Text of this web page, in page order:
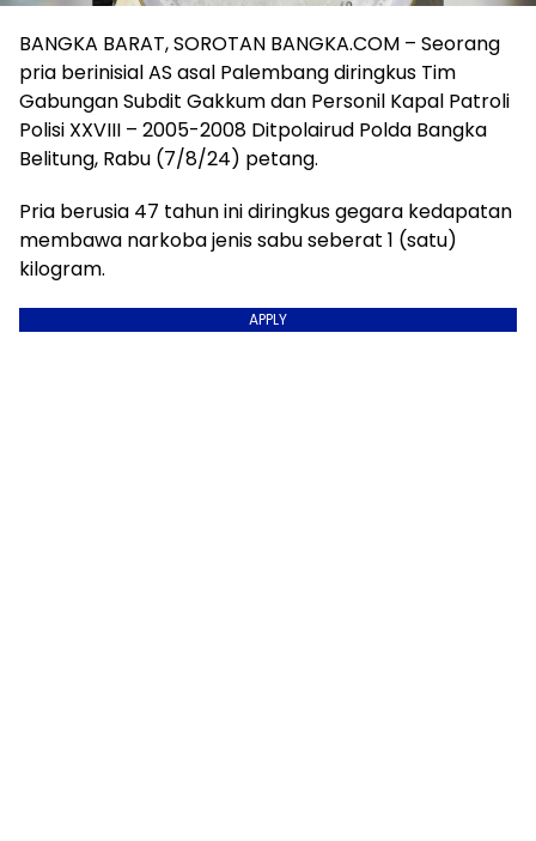
BANGKA BARAT, SOROTAN BANGKA.COM – Seorang
pria berinisial AS asal Palembang diringkus Tim
Gabungan Subdit Gakkum dan Personil Kapal Patroli
Polisi XXVIII – 2005-2008 Ditpolairud Polda Bangka
Belitung, Rabu (7/8/24) petang.
Pria berusia 47 tahun ini diringkus gegara kedapatan
membawa narkoba jenis sabu seberat 1 (satu)
kilogram.
APPLY